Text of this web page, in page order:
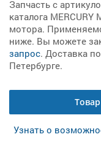
Запчасть с
каталога
мотора.
ниже. Вы можете
запрос. Доставка
Петербурге.
Узнать о